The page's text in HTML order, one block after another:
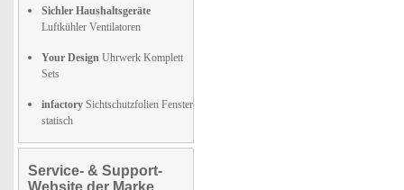
Sichler Haushaltsgeräte
Luftkühler Ventilatoren
Your Design Uhrwerk Komplett
Sets
infactory Sichtschutzfolien Fenster
statisch
Service- & Support-
Website der Marke